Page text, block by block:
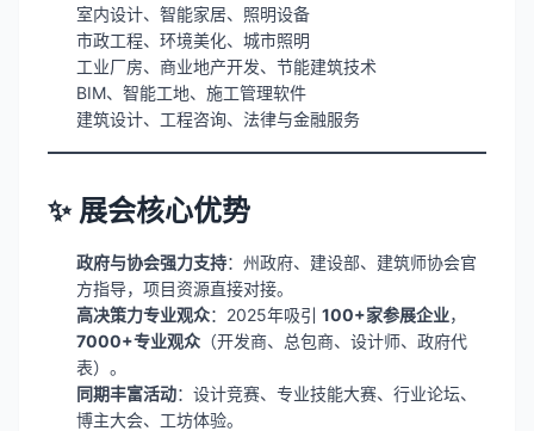
室内设计、智能家居、照明设备
市政工程、环境美化、城市照明
工业厂房、商业地产开发、节能建筑技术
BIM、智能工地、施工管理软件
建筑设计、工程咨询、法律与金融服务
✨ 展会核心优势
政府与协会强力支持：州政府、建设部、建筑师协会官
方指导，项目资源直接对接。
高决策力专业观众：2025年吸引 100+家参展企业，
7000+专业观众 （开发商、总包商、设计师、政府代
表）。
同期丰富活动：设计竞赛、专业技能大赛、行业论坛、
博主大会、工坊体验。